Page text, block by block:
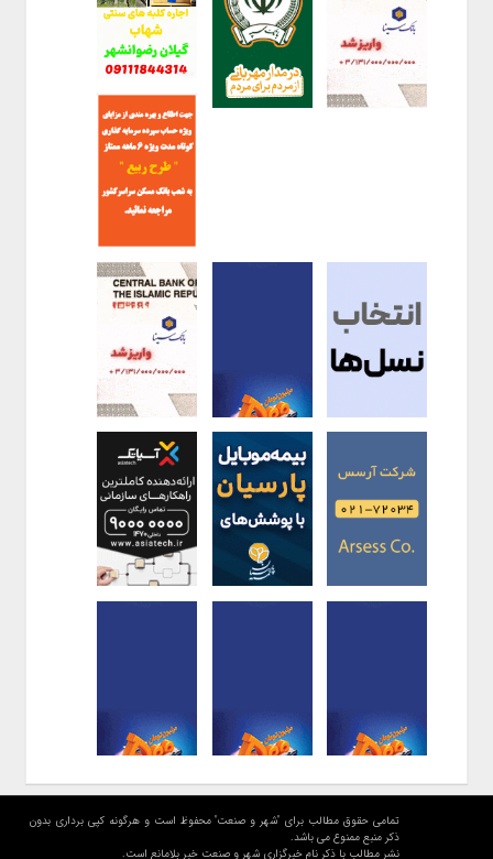
تمامی حقوق مطالب برای "شهر و صنعت" محفوظ است و هرگونه کپی برداری بدون
ذکر منبع ممنوع می باشد.
نشر مطالب با ذکر نام خبرگزاری شهر و صنعت خبر بلامانع است.